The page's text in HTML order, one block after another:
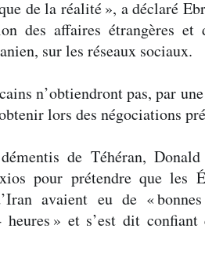
de la réalité», a déclaré
des affaires étrangères
sur les réseaux sociaux.
n’obtiendront pas, par
lors des négociations
de Téhéran,
pour prétendre que les
avaient eu de «
heures » et s’est dit confiant